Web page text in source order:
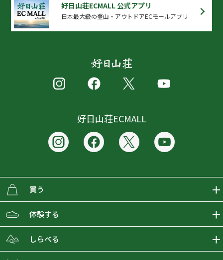
好日山荘ECMALL 公式アプリ
日本最大級の登山・アウトドアECモールアプリ
好日山荘ECMALL
買う
ECMALLの商品をさがす
取り扱いブランド一覧
体験する
おとな女子登山部
しらべる